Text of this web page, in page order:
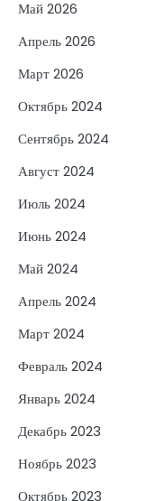
Май 2026
Апрель 2026
Март 2026
Октябрь 2024
Сентябрь 2024
Август 2024
Июль 2024
Июнь 2024
Май 2024
Апрель 2024
Март 2024
Февраль 2024
Январь 2024
Декабрь 2023
Ноябрь 2023
Октябрь 2023